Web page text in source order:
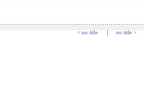
< no title ｜ no title >